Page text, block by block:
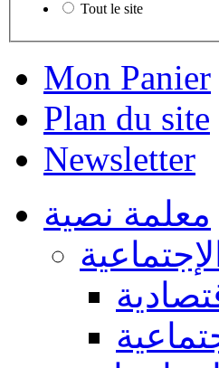
Tout le site
Mon Panier
Plan du site
Newsletter
معلمة نصية